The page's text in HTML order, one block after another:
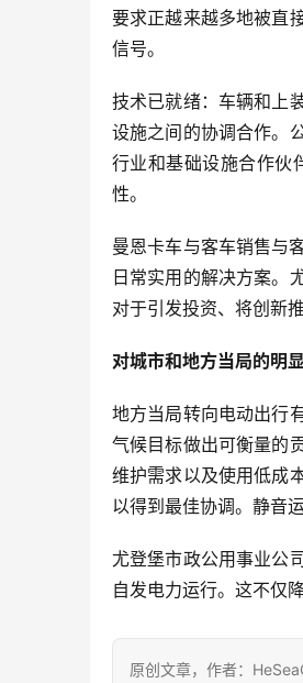
要求正越来越多地被直
信号。
技术已就绪：车辆和上
设施之间的协调合作。
行业和基础设施合作伙
性。
曼恩卡车与客车销售与
日常实用的解决方案。
对于引发投资、将创新
对城市和地方当局的明
地方当局转向电动出行
气候目标做出可衡量的
维护需求以及使用低成
以得到最佳协调。静音
尤登堡市政公用事业公
自发电力运行。这不仅
原创文章，作者：